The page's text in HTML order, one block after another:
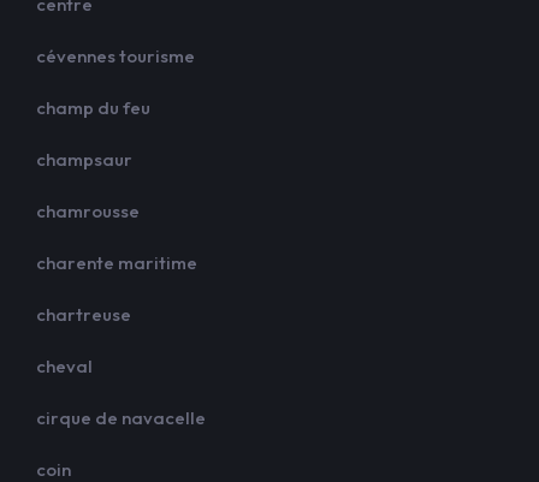
cévennes tourisme
champ du feu
champsaur
chamrousse
charente maritime
chartreuse
cheval
cirque de navacelle
coin